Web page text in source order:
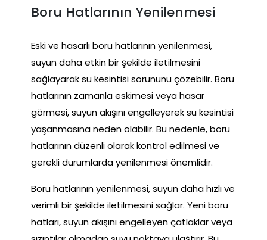
Boru Hatlarının Yenilenmesi
Eski ve hasarlı boru hatlarının yenilenmesi,
suyun daha etkin bir şekilde iletilmesini
sağlayarak su kesintisi sorununu çözebilir. Boru
hatlarının zamanla eskimesi veya hasar
görmesi, suyun akışını engelleyerek su kesintisi
yaşanmasına neden olabilir. Bu nedenle, boru
hatlarının düzenli olarak kontrol edilmesi ve
gerekli durumlarda yenilenmesi önemlidir.
Boru hatlarının yenilenmesi, suyun daha hızlı ve
verimli bir şekilde iletilmesini sağlar. Yeni boru
hatları, suyun akışını engelleyen çatlaklar veya